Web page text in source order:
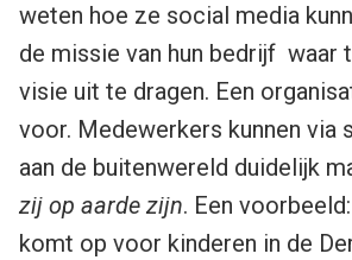
weten hoe ze social media
de missie van hun bedrijf waar
visie uit te dragen. Een
voor. Medewerkers kunnen via
aan de buitenwereld duidelijk
zij op aarde zijn. Een
komt op voor kinderen in de